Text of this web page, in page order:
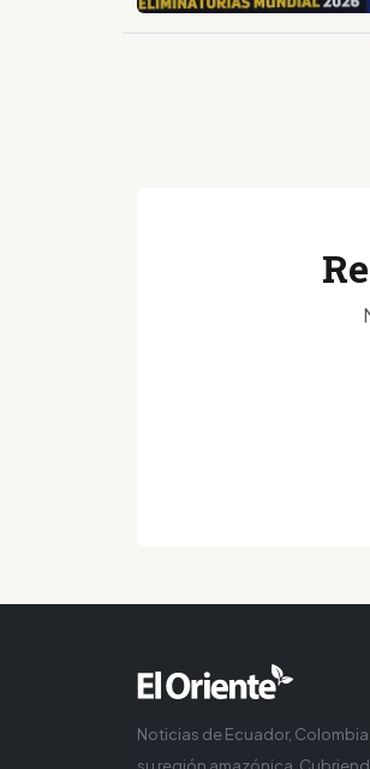
Noticias de Ecuador, Colombia
su región amazónica.